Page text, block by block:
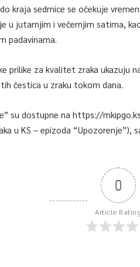
kraja sedmice se očekuje
u jutarnjim i večernjim satima,
padavinama.
prilike za kvalitet zraka ukazuju
čestica u zraku tokom dana.
su dostupne na https://
u KS – epizoda “Upozorenje”),
0
Article Rating